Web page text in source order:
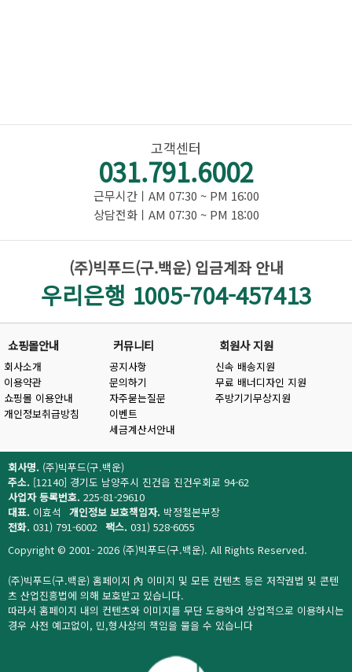
고객센터
031.791.6002
근무시간ㅣAM 07:30 ~ PM 16:00
상담전화ㅣAM 07:30 ~ PM 18:00
(주)빅푸드(구.백운) 입금계좌 안내
우리은행 1005-704-457413
쇼핑몰안내
회사소개
이용약관
쇼핑몰 이용안내
개인정보취급방침
커뮤니티
공지사항
문의하기
자주묻는질문
이벤트
세금계산서안내
회원사 지원
신속 배송지원
무료 배너디자인 지원
주방기기무상지원
회사명. (주)빅푸드(구.백운)
주소. [12140] 경기도 남양주시 진건읍 진건우회로 94-62
사업자 등록번호. 225-81-29610
대표. 이효석 개인정보 보호책임자. 박정철본부장
전화. 031) 791-6002 팩스. 031) 528-6055
Copyright © 2001- 2026 (주)빅푸드(구.백운). All Rights Reserved.
(주)빅푸드(구.백운) 홈페이지 內 이미지 및 모든 컨텐츠 등은 저작권법 및 콘텐
츠 산업진흥법에 의해 보호받고 있습니다.
따라서 홈페이지 내의 컨텐츠와 이미지를 무단 도용하여 상업적으로 이용하시는
경우 사전 예고없이, 민,형사상의 책임을 물을 수 있습니다